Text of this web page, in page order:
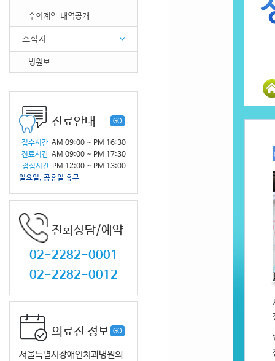
수의계약 내역공개
소식지
병원보
진료안내 GO
접수시간 AM 09:00 ~ PM 16:30
진료시간 AM 09:00 ~ PM 17:30
점심시간 PM 12:00 ~ PM 13:00
일요일, 공휴일 휴무
전화상담/예약
02-2282-0001
02-2282-0012
의료진 정보 GO
서울특별시장애인치과병원의